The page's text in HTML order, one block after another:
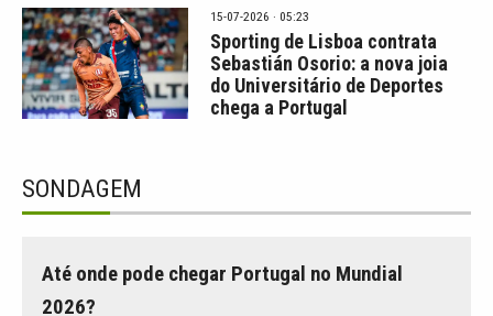
15-07-2026 · 05:23
Sporting de Lisboa contrata
Sebastián Osorio: a nova joia
do Universitário de Deportes
chega a Portugal
SONDAGEM
Até onde pode chegar Portugal no Mundial
2026?